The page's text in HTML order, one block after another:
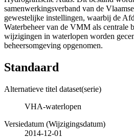
samenwerkingsverband van de
gewestelijke instellingen, waarbij de
Waterbeheer van de VMM als centrale
wijzigingen in waterlopen worden
beheersomgeving opgenomen.
Standaard
Alternatieve titel dataset(serie)
VHA-waterlopen
Versiedatum (Wijzigingsdatum)
2014-12-01